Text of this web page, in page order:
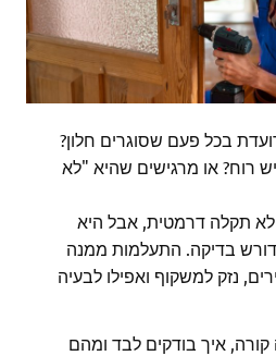
בכל פעם שסוגרים חלון?
רוח? או מרגישים שהיא "לא
לא תקלה דרמטית, אבל היא
בדיקה. התעלמות ממנה
נזק למשקוף ואפילו לבעיה
איך בודקים לבד ומהם